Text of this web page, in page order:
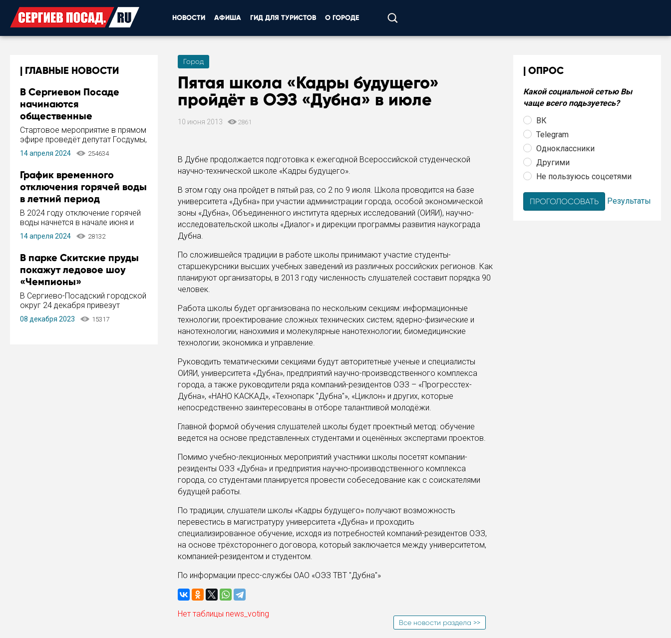
НОВОСТИ АФИША ГИД ДЛЯ ТУРИСТОВ О ГОРОДЕ
ГЛАВНЫЕ НОВОСТИ
В Сергиевом Посаде
начинаются
общественные
обсуждения Стратегии
развития города
Стартовое мероприятие в прямом
эфире проведёт депутат Госдумы,
инициатор и автор Концепции
развития Сергиева Посада и
Пахомов.
14 апреля 2024 254634
График временного
отключения горячей воды
в летний период
В 2024 году отключение горячей
воды начнется в начале июня и
завершится в конце августа.
Период отключения составит не
14 апреля 2024 28132
В парке Скитские пруды
покажут ледовое шоу
«Чемпионы»
В Сергиево-Посадский городской
округ 24 декабря привезут
ледовый тур «Чемпионы»
заслуженного мастера спорта,
08 декабря 2023 15317
Город
Пятая школа «Кадры будущего»
пройдёт в ОЭЗ «Дубна» в июле
10 июня 2013 2861
В Дубне продолжается подготовка к ежегодной Всероссийской студенческой
научно-технической школе «Кадры будущего».
В этом году она пройдет в пятый раз, со 2 по 9 июля. Школа проводится на базе
университета «Дубна» при участии администрации города, особой экономической
зоны «Дубна», Объединенного института ядерных исследований (ОИЯИ), научно-
исследовательской школы «Диалог» и дирекции программы развития наукограда
Дубна.
По сложившейся традиции в работе школы принимают участие студенты-
старшекурсники высших учебных заведений из различных российских регионов. Как
планируют организаторы, в 2013 году численность слушателей составит порядка 90
человек.
Работа школы будет организована по нескольким секциям: информационные
технологии; проектирование сложных технических систем; ядерно-физические и
нанотехнологии; нанохимия и молекулярные нанотехнологии; биомедицинские
технологии; экономика и управление.
Руководить тематическими секциями будут авторитетные ученые и специалисты
ОИЯИ, университета «Дубна», предприятий научно-производственного комплекса
города, а также руководители ряда компаний-резидентов ОЭЗ – «Прогресстех-
Дубна», «НАНО КАСКАД», «Технопарк "Дубна"», «Циклон» и других, которые
непосредственно заинтересованы в отборе талантливой молодёжи.
Главной формой обучения слушателей школы будет проектный метод: обучение
ведется на основе представленных студентами и оценённых экспертами проектов.
Помимо учебно-лекционных мероприятий участники школы посетят компании-
резиденты ОЭЗ «Дубна» и предприятия научно-производственного комплекса
города, со студентами планируется провести собеседование как с соискателями
будущей работы.
По традиции, слушатели школы «Кадры будущего» получают возможность
перевестись в магистратуру университета «Дубна» и проходить
специализированное обучение, исходя из потребностей компаний-резидентов ОЭЗ,
на основе трёхстороннего договора, который заключается между университетом,
компанией-резидентом и студентом.
По информации пресс-службы ОАО «ОЭЗ ТВТ "Дубна"»
Нет таблицы news_voting
Все новости раздела >>
ОПРОС
Какой социальной сетью Вы
чаще всего подьзуетесь?
ВК
Telegram
Одноклассники
Другими
Не пользуюсь соцсетями
Результаты